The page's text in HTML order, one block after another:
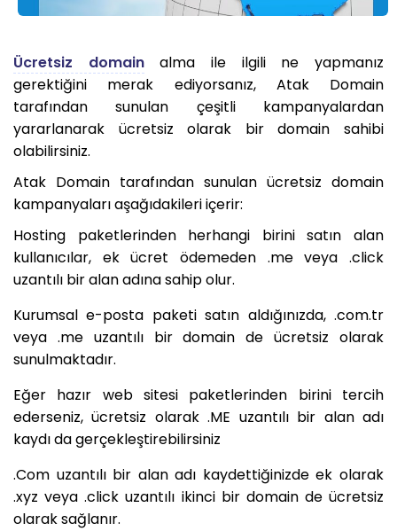
Ücretsiz domainalma ile ilgili ne yapmanız
gerektiğini merak ediyorsanız, Atak Domain
tarafından sunulan çeşitli kampanyalardan
yararlanarak ücretsiz olarak bir domain sahibi
olabilirsiniz.
Atak Domain tarafından sunulan ücretsiz domain
kampanyaları aşağıdakileri içerir:
Hosting paketlerinden herhangi birini satın alan
kullanıcılar, ek ücret ödemeden .me veya .click
uzantılı bir alan adına sahip olur.
Kurumsal e-posta paketi satın aldığınızda, .com.tr
veya .me uzantılı bir domain de ücretsiz olarak
sunulmaktadır.
Eğer hazır web sitesi paketlerinden birini tercih
ederseniz, ücretsiz olarak .ME uzantılı bir alan adı
kaydı da gerçekleştirebilirsiniz
.Com uzantılı bir alan adı kaydettiğinizde ek olarak
.xyz veya .click uzantılı ikinci bir domain de ücretsiz
olarak sağlanır.